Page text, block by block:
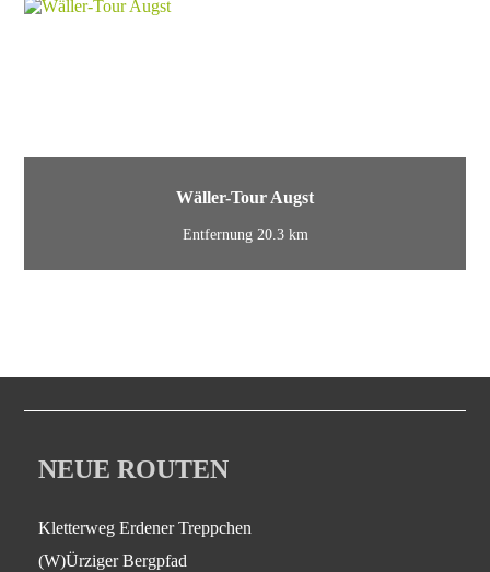
Wäller-Tour Augst
Entfernung 20.3 km
NEUE ROUTEN
Kletterweg Erdener Treppchen
(W)Ürziger Bergpfad